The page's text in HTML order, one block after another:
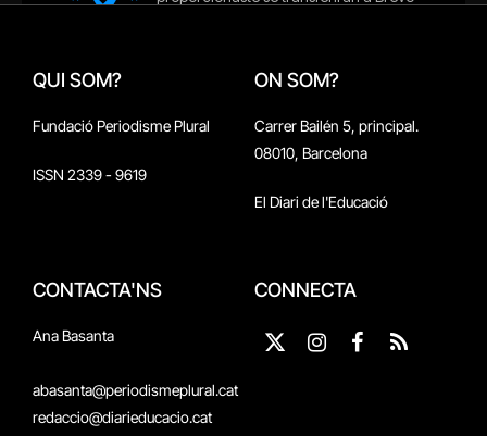
QUI SOM?
Fundació Periodisme Plural
ISSN 2339 - 9619
ON SOM?
Carrer Bailén 5, principal.
08010, Barcelona
El Diari de l'Educació
CONTACTA'NS
Ana Basanta
abasanta@periodismeplural.cat
redaccio@diarieducacio.cat
CONNECTA
X
Instagram
Facebook
RSS